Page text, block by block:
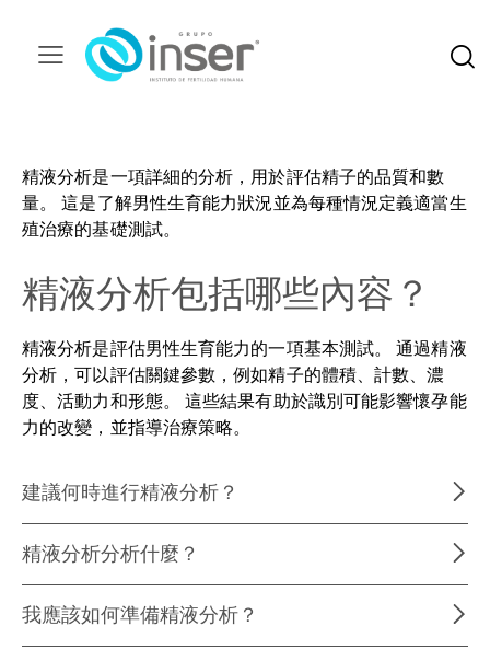
精液分析是一項詳細的分析，用於評估精子的品質和數
量。 這是了解男性生育能力狀況並為每種情況定義適當生
殖治療的基礎測試。
精液分析包括哪些內容？
精液分析是評估男性生育能力的一項基本測試。 通過精液
分析，可以評估關鍵參數，例如精子的體積、計數、濃
度、活動力和形態。 這些結果有助於識別可能影響懷孕能
力的改變，並指導治療策略。
建議何時進行精液分析？
精液分析分析什麼？
我應該如何準備精液分析？